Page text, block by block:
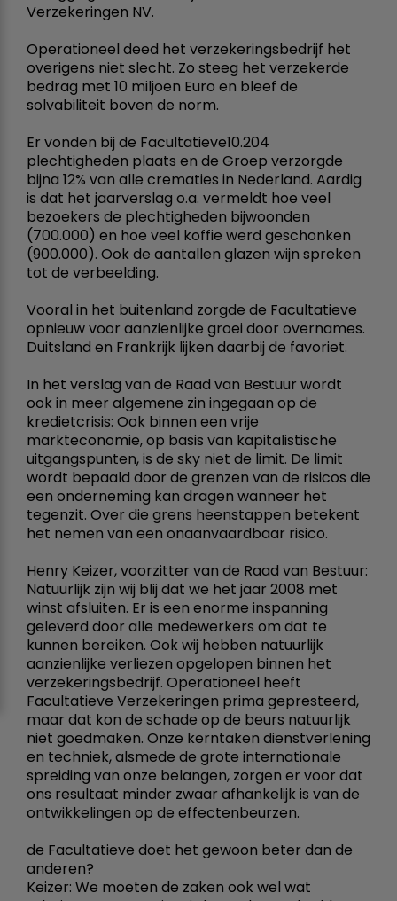
Verzekeringen NV.
Operationeel deed het verzekeringsbedrijf het
overigens niet slecht. Zo steeg het verzekerde
bedrag met 10 miljoen Euro en bleef de
solvabiliteit boven de norm.
Er vonden bij de Facultatieve10.204
plechtigheden plaats en de Groep verzorgde
bijna 12% van alle crematies in Nederland. Aardig
is dat het jaarverslag o.a. vermeldt hoe veel
bezoekers de plechtigheden bijwoonden
(700.000) en hoe veel koffie werd geschonken
(900.000). Ook de aantallen glazen wijn spreken
tot de verbeelding.
Vooral in het buitenland zorgde de Facultatieve
opnieuw voor aanzienlijke groei door overnames.
Duitsland en Frankrijk lijken daarbij de favoriet.
In het verslag van de Raad van Bestuur wordt
ook in meer algemene zin ingegaan op de
kredietcrisis: Ook binnen een vrije
markteconomie, op basis van kapitalistische
uitgangspunten, is de sky niet de limit. De limit
wordt bepaald door de grenzen van de risicos die
een onderneming kan dragen wanneer het
tegenzit. Over die grens heenstappen betekent
het nemen van een onaanvaardbaar risico.
Henry Keizer, voorzitter van de Raad van Bestuur:
Natuurlijk zijn wij blij dat we het jaar 2008 met
winst afsluiten. Er is een enorme inspanning
geleverd door alle medewerkers om dat te
kunnen bereiken. Ook wij hebben natuurlijk
aanzienlijke verliezen opgelopen binnen het
verzekeringsbedrijf. Operationeel heeft
Facultatieve Verzekeringen prima gepresteerd,
maar dat kon de schade op de beurs natuurlijk
niet goedmaken. Onze kerntaken dienstverlening
en techniek, alsmede de grote internationale
spreiding van onze belangen, zorgen er voor dat
ons resultaat minder zwaar afhankelijk is van de
ontwikkelingen op de effectenbeurzen.
de Facultatieve doet het gewoon beter dan de
anderen?
Keizer: We moeten de zaken ook wel wat